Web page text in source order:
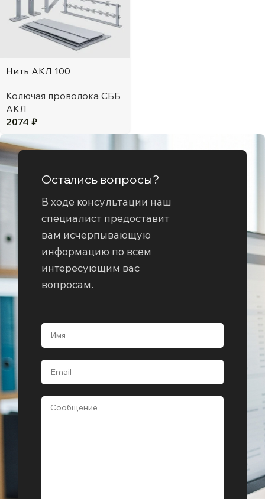
Нить АКЛ 100
Колючая проволока СББ
АКЛ
2074 ₽
Остались вопросы?
В ходе консультации наш
специалист предоставит
вам исчерпывающую
информацию по всем
интересующим вас
вопросам.